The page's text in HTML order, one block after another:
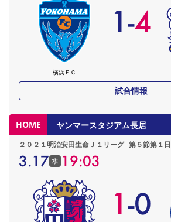
横浜ＦＣ
1-4
試合情報
HOME ヤンマースタジアム長居
２０２１明治安田生命Ｊ１リーグ 第５節第１日
3.17 水 19:03
1-0